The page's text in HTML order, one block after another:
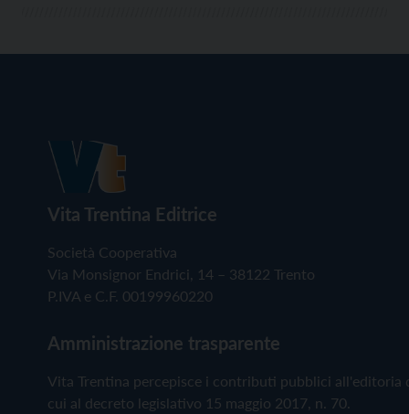
Vita Trentina Editrice
Società Cooperativa
Via Monsignor Endrici, 14 – 38122 Trento
P.IVA e C.F. 00199960220
Amministrazione trasparente
Vita Trentina percepisce i contributi pubblici all'editoria
cui al decreto legislativo 15 maggio 2017, n. 70.